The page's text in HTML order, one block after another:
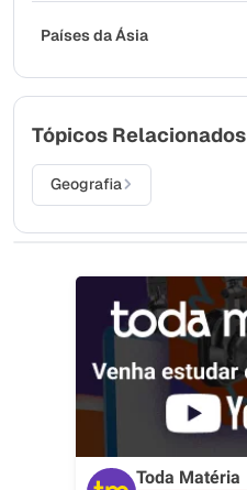
Países da Ásia
Tópicos Relacionados
Geografia
Toda Matéria